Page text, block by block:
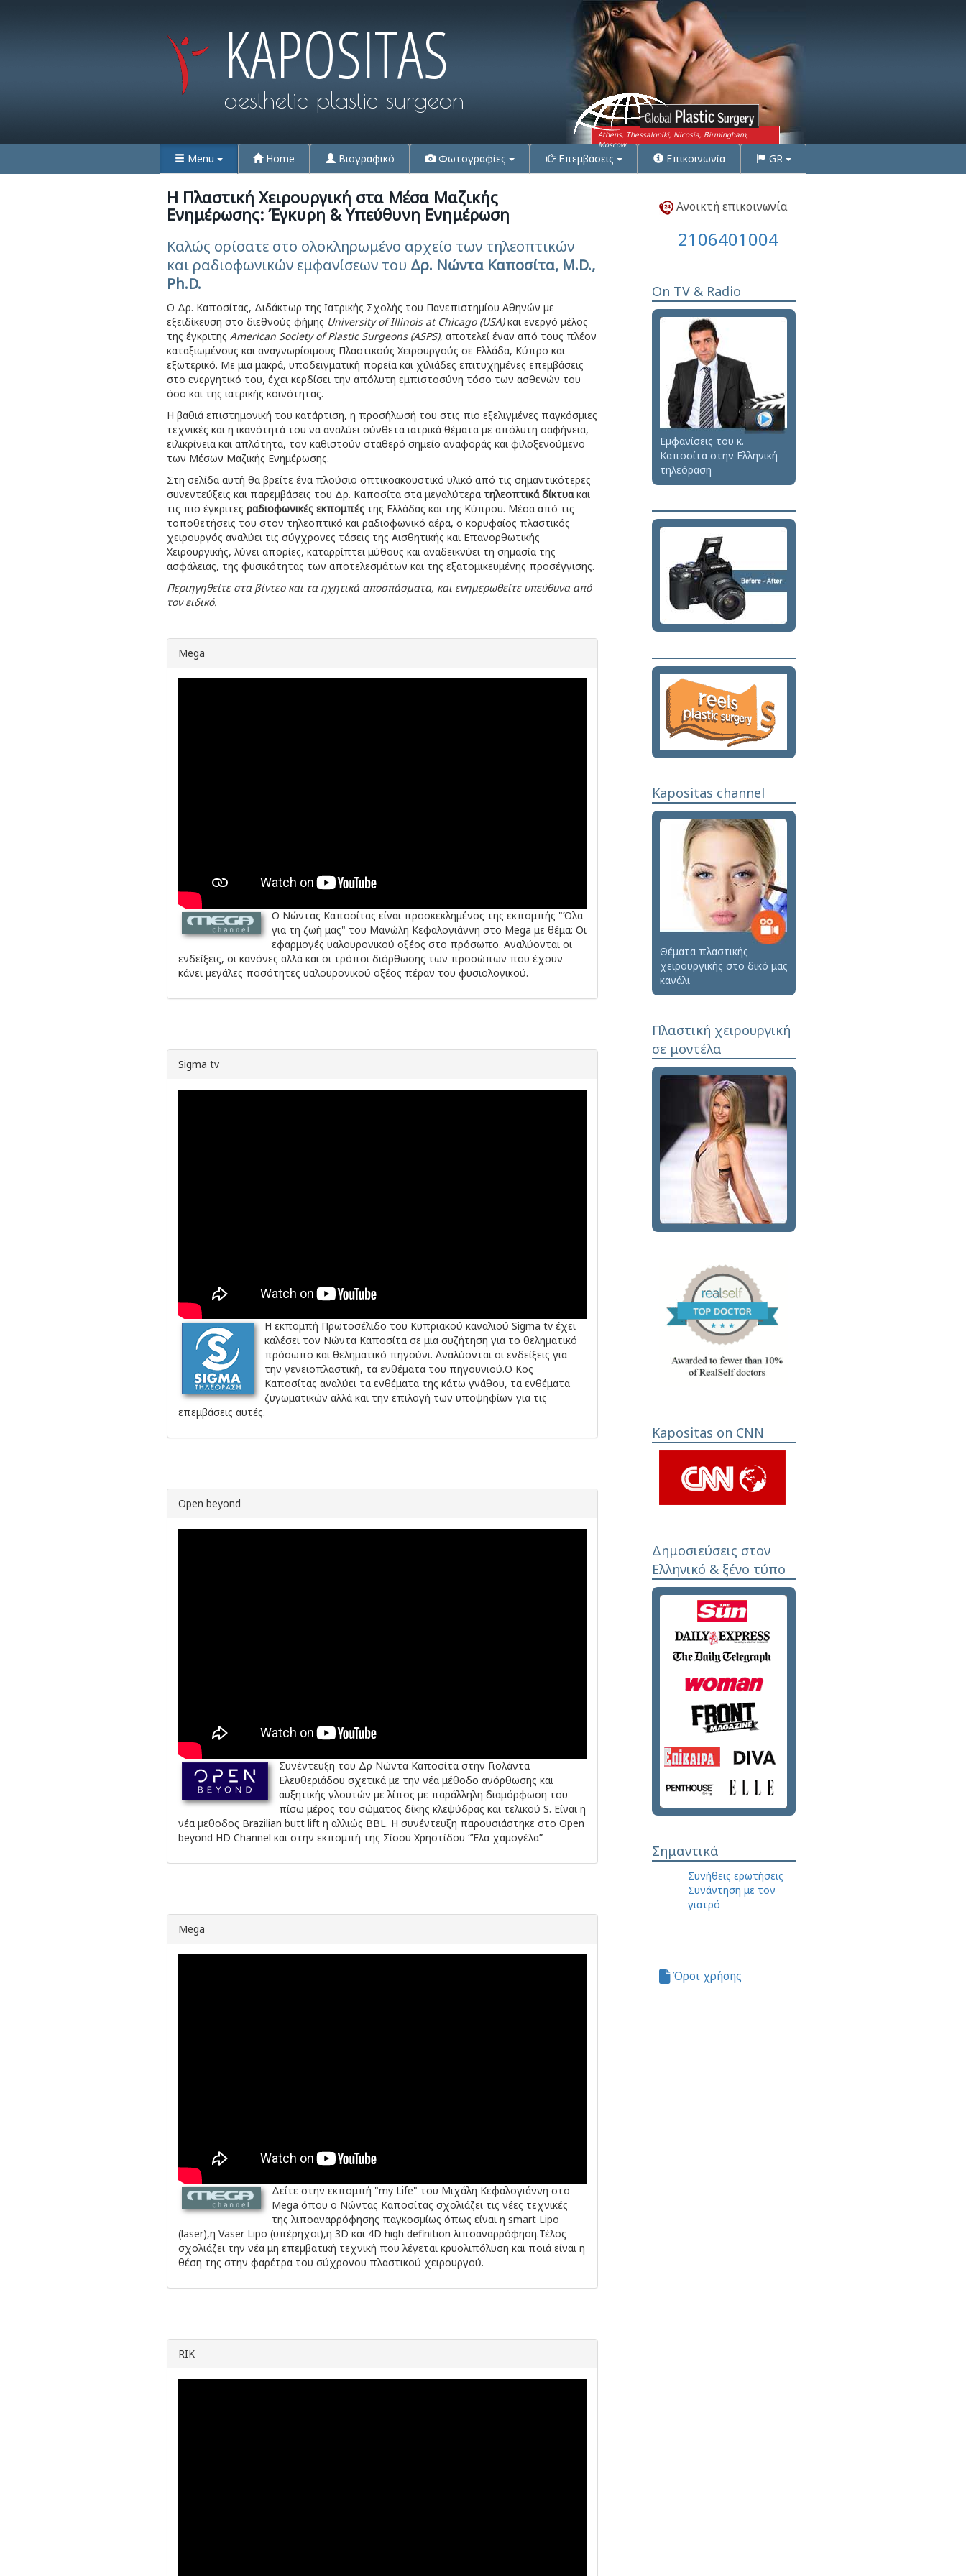
KAPOSITAS
aesthetic plastic surgeon
Athens, Thessaloniki, Nicosia, Birmingham,
Moscow
Menu Home Βιογραφικό Φωτογραφίες Επεμβάσεις Επικοινωνία GR
Η Πλαστική Χειρουργική στα Μέσα Μαζικής
Ενημέρωσης: Έγκυρη & Υπεύθυνη Ενημέρωση
Καλώς ορίσατε στο ολοκληρωμένο αρχείο των τηλεοπτικών
και ραδιοφωνικών εμφανίσεων του Δρ. Νώντα Καποσίτα, M.D.,
Ph.D.
O Δρ. Καποσίτας, Διδάκτωρ της Ιατρικής Σχολής του Πανεπιστημίου Αθηνών με
εξειδίκευση στο διεθνούς φήμης University of Illinois at Chicago (USA)και ενεργό μέλος
της έγκριτης American Society of Plastic Surgeons (ASPS), αποτελεί έναν από τους πλέον
καταξιωμένους και αναγνωρίσιμους Πλαστικούς Χειρουργούς σε Ελλάδα, Κύπρο και
εξωτερικό. Με μια μακρά, υποδειγματική πορεία και χιλιάδες επιτυχημένες επεμβάσεις
στο ενεργητικό του, έχει κερδίσει την απόλυτη εμπιστοσύνη τόσο των ασθενών του
όσο και της ιατρικής κοινότητας.
Η βαθιά επιστημονική του κατάρτιση, η προσήλωσή του στις πιο εξελιγμένες παγκόσμιες
τεχνικές και η ικανότητά του να αναλύει σύνθετα ιατρικά θέματα με απόλυτη σαφήνεια,
ειλικρίνεια και απλότητα, τον καθιστούν σταθερό σημείο αναφοράς και φιλοξενούμενο
των Μέσων Μαζικής Ενημέρωσης.
Στη σελίδα αυτή θα βρείτε ένα πλούσιο οπτικοακουστικό υλικό από τις σημαντικότερες
συνεντεύξεις και παρεμβάσεις του Δρ. Καποσίτα στα μεγαλύτερα τηλεοπτικά δίκτυακαι
τις πιο έγκριτες ραδιοφωνικές εκπομπές της Ελλάδας και της Κύπρου. Μέσα από τις
τοποθετήσεις του στον τηλεοπτικό και ραδιοφωνικό αέρα, ο κορυφαίος πλαστικός
χειρουργός αναλύει τις σύγχρονες τάσεις της Αισθητικής και Επανορθωτικής
Χειρουργικής, λύνει απορίες, καταρρίπτει μύθους και αναδεικνύει τη σημασία της
ασφάλειας, της φυσικότητας των αποτελεσμάτων και της εξατομικευμένης προσέγγισης.
Περιηγηθείτε στα βίντεο και τα ηχητικά αποσπάσματα, και ενημερωθείτε υπεύθυνα από
τον ειδικό.
Mega
Ο Νώντας Καποσίτας είναι προσκεκλημένος της εκπομπής "Όλα
για τη ζωή μας" του Μανώλη Κεφαλογιάννη στο Mega με θέμα: Οι
εφαρμογές υαλουρονικού οξέος στο πρόσωπο. Αναλύονται οι
ενδείξεις, οι κανόνες αλλά και οι τρόποι διόρθωσης των προσώπων που έχουν
κάνει μεγάλες ποσότητες υαλουρονικού οξέος πέραν του φυσιολογικού.
Sigma tv
Η εκπομπή Πρωτοσέλιδο του Κυπριακού καναλιού Sigma tv έχει
καλέσει τον Νώντα Καποσίτα σε μια συζήτηση για το θεληματικό
πρόσωπο και θεληματικό πηγούνι. Αναλύονται οι ενδείξεις για
την γενειοπλαστική, τα ενθέματα του πηγουνιού.Ο Κος
Καποσίτας αναλύει τα ενθέματα της κάτω γνάθου, τα ενθέματα
ζυγωματικών αλλά και την επιλογή των υποψηφίων για τις
επεμβάσεις αυτές.
Open beyond
Συνέντευξη του Δρ Νώντα Καποσίτα στην Γιολάντα
Ελευθεριάδου σχετικά με την νέα μέθοδο ανόρθωσης και
αυξητικής γλουτών με λίπος με παράλληλη διαμόρφωση του
πίσω μέρος του σώματος δίκης κλεψύδρας και τελικού S. Είναι η
νέα μεθοδος Brazilian butt lift η αλλιώς BBL. Η συνέντευξη παρουσιάστηκε στο Open
beyond HD Channel και στην εκπομπή της Σίσσυ Χρηστίδου “Έλα χαμογέλα”
Mega
Δείτε στην εκπομπή "my Life" του Μιχάλη Κεφαλογιάννη στο
Mega όπου ο Νώντας Καποσίτας σχολιάζει τις νέες τεχνικές
της λιποαναρρόφησης παγκοσμίως όπως είναι η smart Lipo
(laser),η Vaser Lipo (υπέρηχοι),η 3D και 4D high definition λιποαναρρόφηση.Τέλος
σχολιάζει την νέα μη επεμβατική τεχνική που λέγεται κρυολιπόλυση και ποιά είναι η
θέση της στην φαρέτρα του σύχρονου πλαστικού χειρουργού.
RIK
Ανοικτή επικοινωνία
2106401004
On TV & Radio
Εμφανίσεις του κ.
Καποσίτα στην Ελληνική
τηλεόραση
Kapositas channel
Θέματα πλαστικής
χειρουργικής στο δικό μας
κανάλι
Πλαστική χειρουργική
σε μοντέλα
Kapositas on CNN
Δημοσιεύσεις στον
Ελληνικό & ξένο τύπο
Σημαντικά
Συνήθεις ερωτήσεις
Συνάντηση με τον
γιατρό
Όροι χρήσης